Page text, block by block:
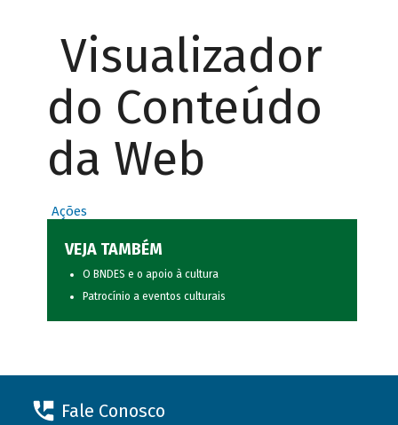
Visualizador
do Conteúdo
da Web
Ações
VEJA TAMBÉM
O BNDES e o apoio à cultura
Patrocínio a eventos culturais
Fale Conosco